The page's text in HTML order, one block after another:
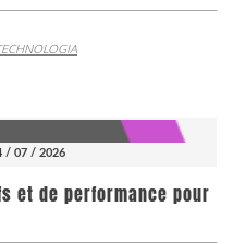
/ 07 / 2026
et de performance pour